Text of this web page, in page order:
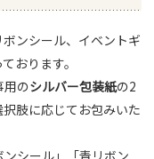
ンシール、イベントギ
おります。
用のシルバー包装紙の2
肢に応じてお包みいた
シール」「青リボン